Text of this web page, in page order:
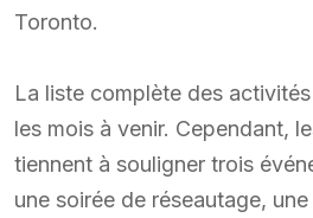
Toronto.
La liste complète des
les mois à venir. Cependant,
tiennent à souligner trois
une soirée de réseautage,